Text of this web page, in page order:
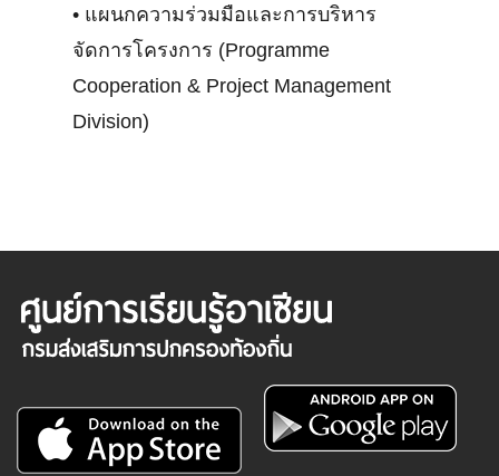
• แผนกความร่วมมือและการบริหาร
จัดการโครงการ (Programme
Cooperation & Project Management
Division)